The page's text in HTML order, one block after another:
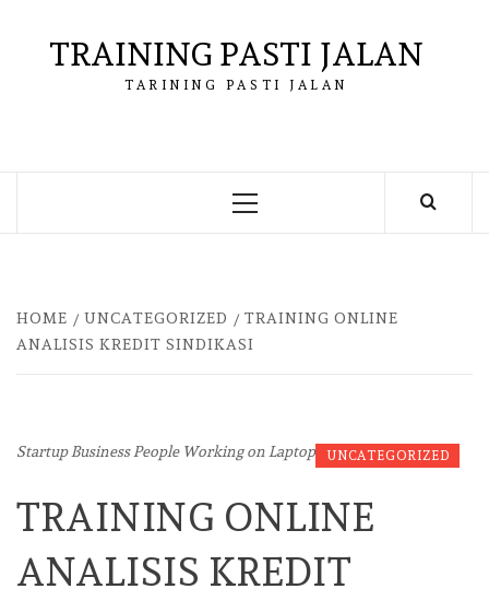
contentTRAINING PASTI JALAN
TARINING PASTI JALAN
Primary
HOME UNCATEGORIZED
TRAINING ONLINE
ANALISIS KREDIT SINDIKASI
Startup Business People Working on Laptop UNCATEGORIZED
TRAINING ONLINE
ANALISIS KREDIT